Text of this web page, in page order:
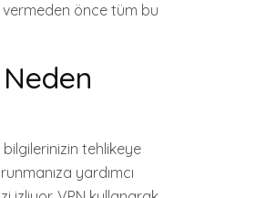
önce tüm bu
bilgilerinizin tehlikeye
yardımcı